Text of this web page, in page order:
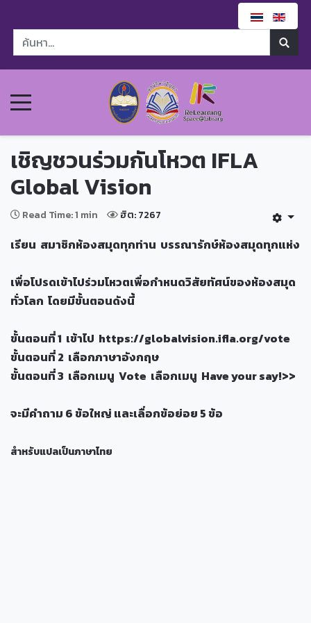
เชิญชวนร่วมกันโหวต IFLA
Global Vision
Read Time: 1 min ฮิต: 7267
เรียน สมาชิกห้องสมุดทุกท่าน บรรณารักษ์ห้องสมุดทุกแห่ง
เพื่อโปรดเข้าไปร่วมโหวตเพื่อกำหนดวิสัยทัศน์ของห้องสมุด
ทั่วโลก โดยมีขั้นตอนดังนี้
ขั้นตอนที่ 1 เข้าไป https://globalvision.ifla.org/vote
ขั้นตอนที่ 2 เลือกภาษาอังกฤษ
ขั้นตอนที่ 3 เลือกเมนู Vote เลือกเมนู Have your say!>>
จะมีคำถาม 6 ข้อใหญ่ และเลื่อกข้อย่อย 5 ข้อ
สำหรับแปลเป็นภาษาไทย